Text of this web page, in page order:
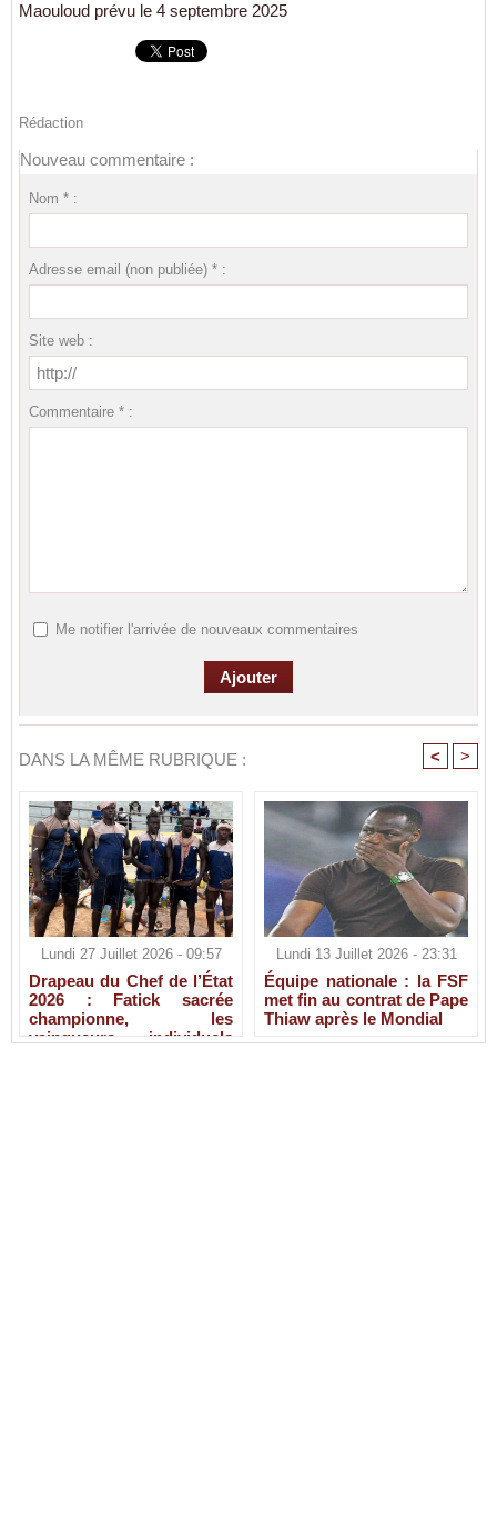
Maouloud prévu le 4 septembre 2025
Rédaction
Nouveau commentaire :
Nom * :
Adresse email (non publiée) * :
Site web :
Commentaire * :
Me notifier l'arrivée de nouveaux commentaires
DANS LA MÊME RUBRIQUE : < >
Lundi 27 Juillet 2026 - 09:57
Drapeau du Chef de l’État
2026 : Fatick sacrée
championne, les
vainqueurs individuels
Lundi 13 Juillet 2026 - 23:31
Équipe nationale : la FSF
met fin au contrat de Pape
Thiaw après le Mondial